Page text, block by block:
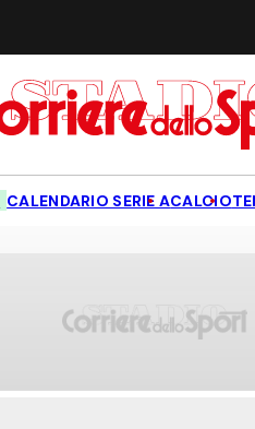
CALENDARIO SERIE ACALCIO